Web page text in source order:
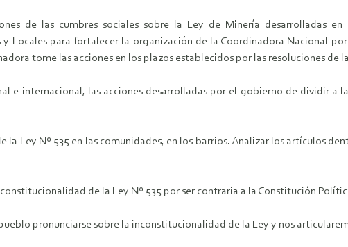
de las cumbres sociales sobre la Ley de Minería desarrolladas en
y Locales para fortalecer la organización de la Coordinadora Nacional
tome las acciones en los plazos establecidos por las resoluciones de
internacional, las acciones desarrolladas por el gobierno de dividir a
Ley Nº 535 en las comunidades, en los barrios. Analizar los artículos
de la Ley Nº 535 por ser contraria a la Constitución
pronunciarse sobre la inconstitucionalidad de la Ley y nos